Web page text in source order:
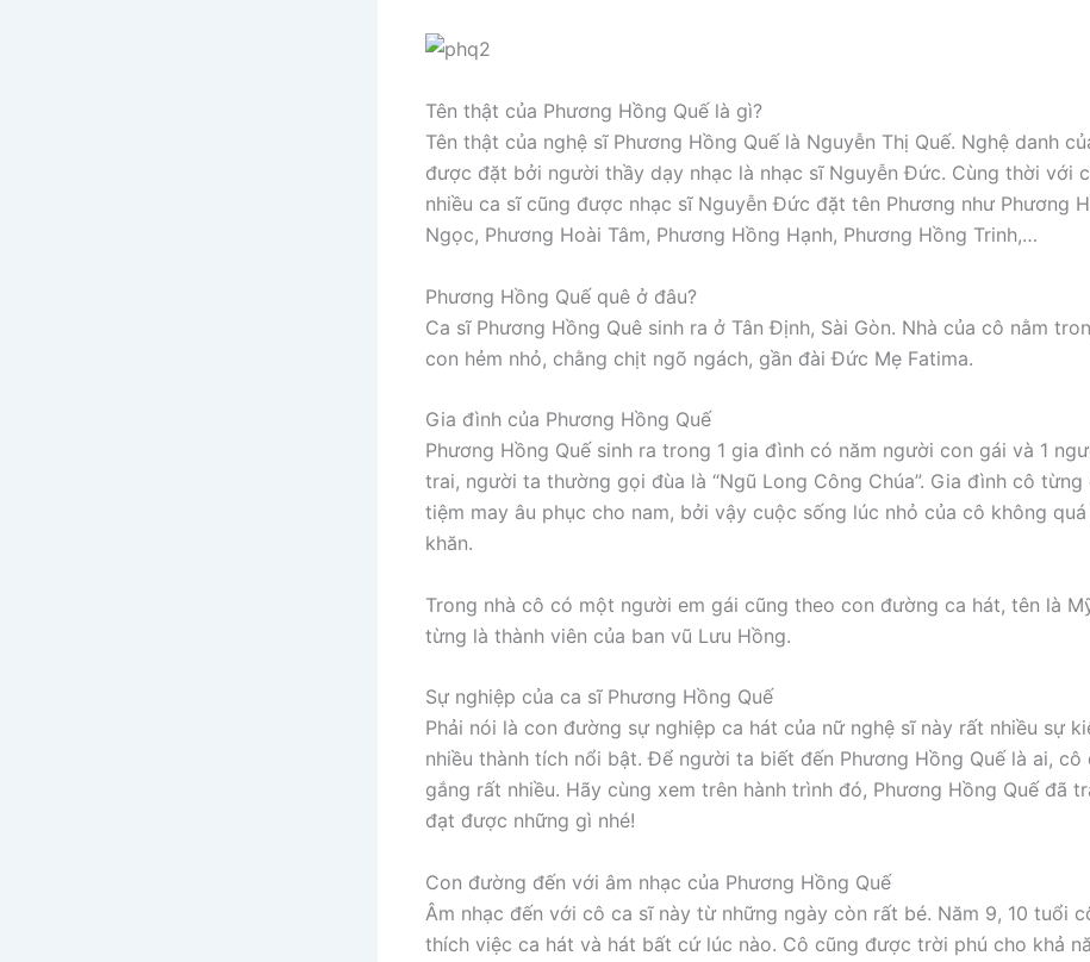
Tên thật của Phương Hồng Quế là gì?
Tên thật của nghệ sĩ Phương Hồng Quế là Nguyễn Thị Quế. Nghệ danh
được đặt bởi người thầy dạy nhạc là nhạc sĩ Nguyễn Đức. Cùng thời với
nhiều ca sĩ cũng được nhạc sĩ Nguyễn Đức đặt tên Phương như Phương
Ngọc, Phương Hoài Tâm, Phương Hồng Hạnh, Phương Hồng Trinh,…
Phương Hồng Quế quê ở đâu?
Ca sĩ Phương Hồng Quê sinh ra ở Tân Định, Sài Gòn. Nhà của cô nằm
con hẻm nhỏ, chằng chịt ngõ ngách, gần đài Đức Mẹ Fatima.
Gia đình của Phương Hồng Quế
Phương Hồng Quế sinh ra trong 1 gia đình có năm người con gái và 1
trai, người ta thường gọi đùa là “Ngũ Long Công Chúa”. Gia đình cô
tiệm may âu phục cho nam, bởi vậy cuộc sống lúc nhỏ của cô không
khăn.
Trong nhà cô có một người em gái cũng theo con đường ca hát, tên là
từng là thành viên của ban vũ Lưu Hồng.
Sự nghiệp của ca sĩ Phương Hồng Quế
Phải nói là con đường sự nghiệp ca hát của nữ nghệ sĩ này rất nhiều sự
nhiều thành tích nổi bật. Để người ta biết đến Phương Hồng Quế là ai, cô
gắng rất nhiều. Hãy cùng xem trên hành trình đó, Phương Hồng Quế đã
đạt được những gì nhé!
Con đường đến với âm nhạc của Phương Hồng Quế
Âm nhạc đến với cô ca sĩ này từ những ngày còn rất bé. Năm 9, 10 tuổi
thích việc ca hát và hát bất cứ lúc nào. Cô cũng được trời phú cho khả